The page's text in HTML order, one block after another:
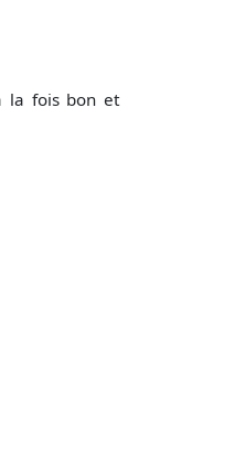
la fois bon et